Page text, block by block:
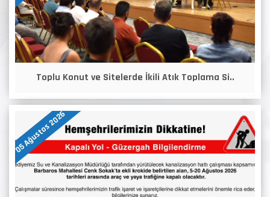
Toplu Konut ve Sitelerde İkili Atık Toplama Si..
05 Ağustos 2026